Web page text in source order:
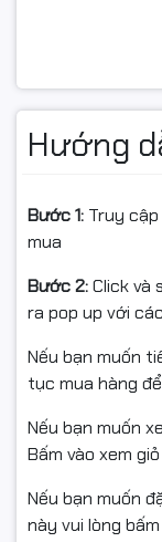
mang lại cảm
Hướng
Bước 1: Truy
mua
Bước 2:Click và
ra pop up với
Nếu bạn muốn
tục mua hàng
Nếu bạn muốn
Bấm vào xem
Nếu bạn muốn
này vui lòng